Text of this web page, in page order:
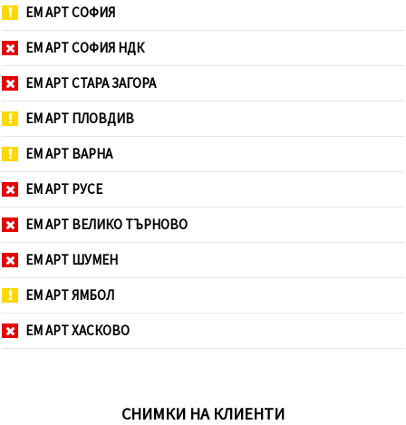
ЕМ АРТ СОФИЯ
ЕМ АРТ СОФИЯ НДК
ЕМ АРТ СТАРА ЗАГОРА
ЕМ АРТ ПЛОВДИВ
ЕМ АРТ ВАРНА
ЕМ АРТ РУСЕ
ЕМ АРТ ВЕЛИКО ТЪРНОВО
ЕМ АРТ ШУМЕН
ЕМ АРТ ЯМБОЛ
ЕМ АРТ ХАСКОВО
СНИМКИ НА КЛИЕНТИ